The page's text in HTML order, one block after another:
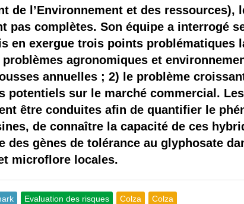
et semence
les avantages et les inconvénients des OGM ?
de l’Environnement et des ressources),
pas complètes. Son équipe a interrogé
en exergue trois points problématiques
agronomiques et
annuelles ; 2) le problème
potentiels sur le marché commercial.
être conduites afin de quantifier le
de connaître la capacité de ces
des gènes de tolérance au glyphosate
microflore locales.
Evaluation des risques Colza Colza